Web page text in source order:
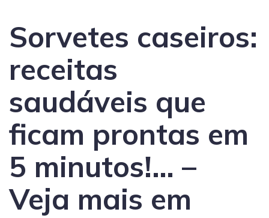
Sorvetes caseiros:
receitas
saudáveis que
ficam prontas em
5 minutos!… –
Veja mais em